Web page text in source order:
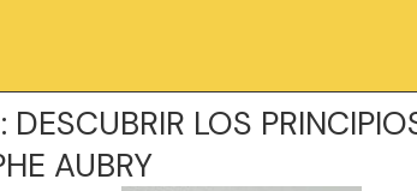
DESCUBRIR LOS
AUBRY